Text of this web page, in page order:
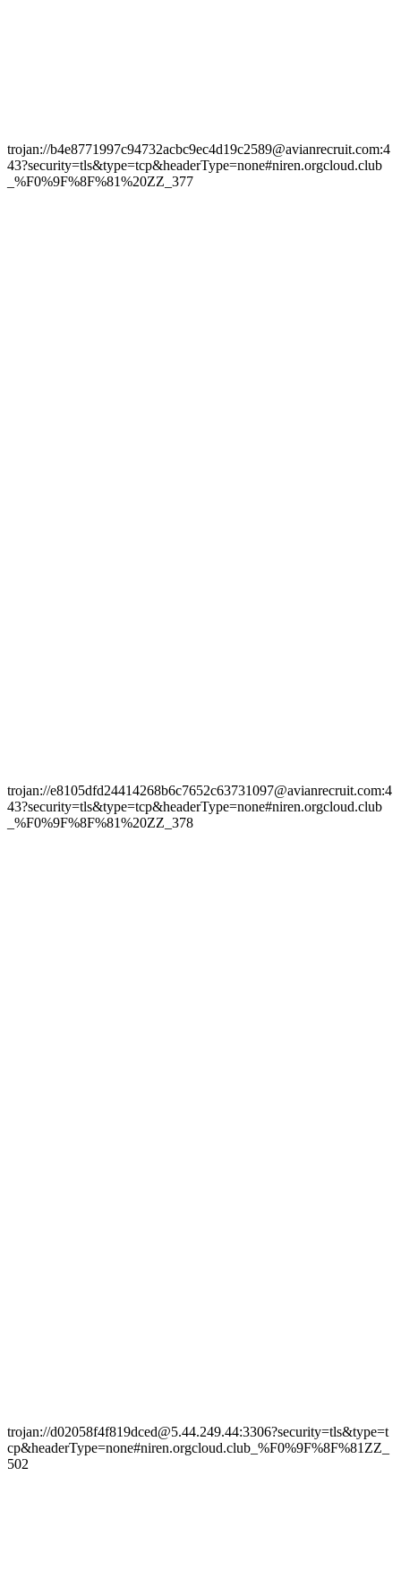
trojan://b4e8771997c94732acbc9ec4d19c2589@avianrecruit.com:4
43?security=tls&type=tcp&headerType=none#niren.orgcloud.club
_%F0%9F%8F%81%20ZZ_377
trojan://e8105dfd24414268b6c7652c63731097@avianrecruit.com:4
43?security=tls&type=tcp&headerType=none#niren.orgcloud.club
_%F0%9F%8F%81%20ZZ_378
trojan://d02058f4f819dced@5.44.249.44:3306?security=tls&type=t
cp&headerType=none#niren.orgcloud.club_%F0%9F%8F%81ZZ_
502